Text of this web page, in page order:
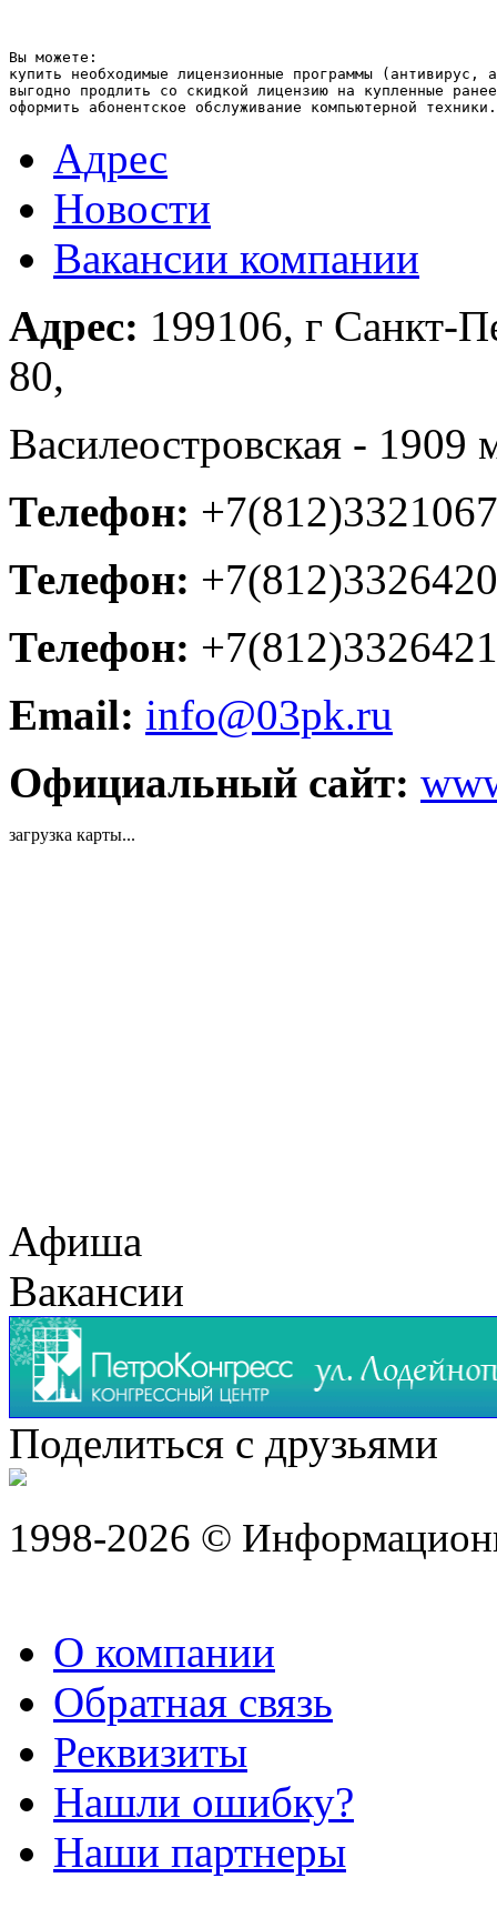
Вы можете:
купить необходимые лицензионные программы
выгодно продлить со скидкой лицензию на купленные
Адрес
Новости
Вакансии компании
Адрес: 199106, г Санкт-
80,
Василеостровская - 1909
Телефон: +7(812)3321067
Телефон: +7(812)3326420
Телефон: +7(812)3326421
Email: info@03pk.ru
Официальный сайт:
загрузка карты...
Афиша
Вакансии
Поделиться с друзьями
1998-2026 ©
О компании
Обратная связь
Реквизиты
Нашли ошибку?
Наши партнеры